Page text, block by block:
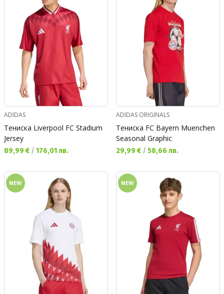
ADIDAS
Тениска Liverpool FC Stadium
Jersey
Текуща цена:
89,99 € / 176,01 лв.
ADIDAS ORIGINALS
Тениска FC Bayern Muenchen
Seasonal Graphic
Текуща цена:
29,99 € / 58,66 лв.
NEW NEW